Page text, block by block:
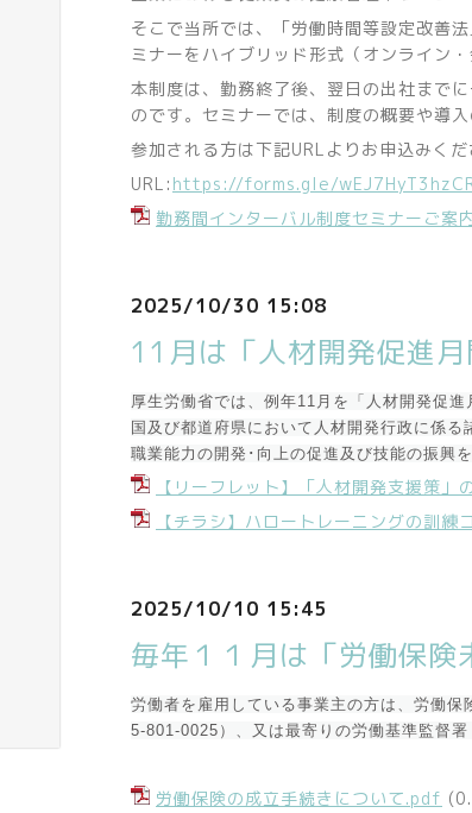
そこで当所では、「労働時間等設定改善
ミナーをハイブリッド形式（オンライン・
本制度は、勤務終了後、翌日の出社まで
のです。セミナーでは、制度の概要や導
参加される方は下記URLよりお申込みくだ
URL: https://forms.gle/
勤務間インターバル制度セミナーご案
2025/10/30 15:08
11月は「人材開発促進
厚生労働省では、例年11月を「人材開発促
国及び都道府県において人材開発行政に係る
職業能力の開発･向上の促進及び技能の振興を
【リーフレット】「人材開発支援策」
【チラシ】ハロートレーニングの訓
2025/10/10 15:45
毎年１１月は「労働保険
労働者を雇用している事業主の方は、労働
5-801-0025）、又は最寄りの労働基準監督署
労働保険の成立手続きについて.pdf